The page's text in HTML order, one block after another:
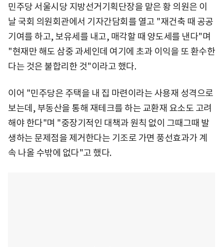
민주당 서울시당 지방선거기획단장을 맡은 황 의원은 이
날 국회 의원회관에서 기자간담회를 열고 "재건축 때 공공
기여를 하고, 보유세를 내고, 매각할 때 양도세를 낸다"며
"현재만 해도 삼중 과세인데 여기에 초과 이익을 또 환수한
다는 것은 불합리한 것"이라고 했다.
이어 "민주당은 주택을 내 집 마련이라는 사용재 성격으로
보는데, 부동산을 통해 재테크를 하는 교환재 요소도 고려
해야 한다"며 "중장기적인 대책과 원칙 없이 그때그때 발
생하는 문제점을 제거한다는 기조로 가면 풍선효과가 계
속 나올 수밖에 없다"고 했다.